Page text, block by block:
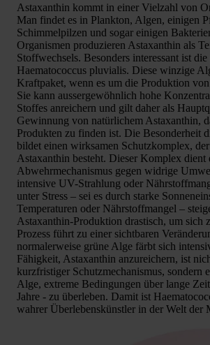
Astaxanthin kommt in einer Vielzahl von
Man findet es in Plankton, Algen, einigen
Schimmelpilzen und sogar einigen
Organismen produzieren Astaxanthin als
Stoffwechsels. Besonders interessant ist
Haematococcus pluvialis. Diese winzige
Kraftpaket, wenn es um die Produktion
Sie kann aussergewöhnlich hohe
Stoffes anreichern und gilt daher als
Gewinnung von natürlichem Astaxanthin,
Produkten zu finden ist. Die Besonderheit
bildet einen wirksamen Schutzkomplex,
Astaxanthin besteht. Dieser Komplex dient
Abwehrmechanismus gegen widrige
intensive UV-Strahlung oder
unter Stress – sei es durch starke
Temperaturen oder Nährstoffmangel –
Astaxanthin-Produktion drastisch, um sich
Prozess führt zu einer sichtbaren
normalerweise grüne Alge färbt sich
Fähigkeit, Astaxanthin anzureichern, ist
kurzfristiger Schutzmechanismus, sondern
Alge, extreme Bedingungen über lange
Jahre - zu überleben. Damit ist
wahrer Überlebenskünstler in der Welt der